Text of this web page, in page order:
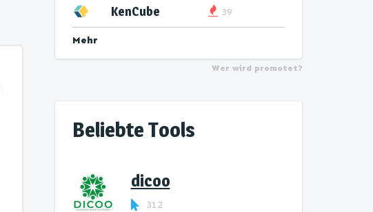
KenCube 39
Mehr
Wer wird promotet?
Beliebte Tools
dicoo
312